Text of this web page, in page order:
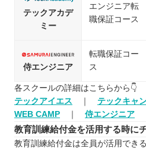
テックアカデ
ミー
エンジニア転
職保証コース
侍エンジニア
転職保証コー
ス
各スクールの詳細はこちらから👇
テックアイエス
テックキャ
WEB CAMP
侍エンジニア
教育訓練給付金を活用する時に
教育訓練給付金は全員が活用でき